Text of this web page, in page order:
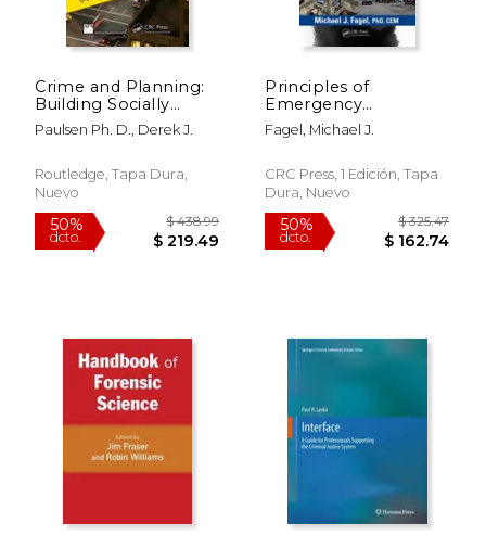
Crime and Planning:
Building Socially
Sustainable
Communities (en
Paulsen Ph. D., Derek J.
Routledge, Tapa Dura,
Nuevo
Principles of
Emergency
Management: Hazard
Specific Issues and
(en Inglés)
Fagel, Michael J.
CRC Press, 1 Edición, Tapa
Dura, Nuevo